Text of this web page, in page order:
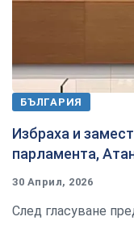
БЪЛГАРИЯ
Избраха и
парламента,
30 Април, 2026
След гласуване